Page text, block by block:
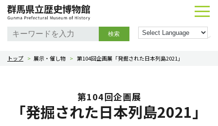
検索
トップ > 展示・催し物 > 第104回企画展「発掘された日本列島2021」
第104回企画展
「発掘された日本列島2021」